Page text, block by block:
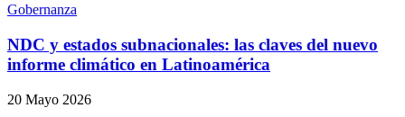
Gobernanza
NDC y estados subnacionales: las claves del nuevo
informe climático en Latinoamérica
20 Mayo 2026